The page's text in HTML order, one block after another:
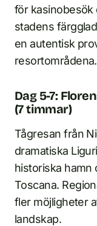
för kasinobesök
stadens
en autentisk
resortområdena.
Dag 5-7:
(7 timmar)
Tågresan från
dramatiska
historiska hamn
Toscana.
fler möjligheter
landskap.